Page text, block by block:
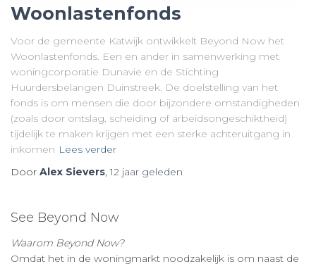
Woonlastenfonds
Voor de gemeente Katwijk ontwikkelt Beyond Now het
Woonlastenfonds. Een en ander in samenwerking met
woningcorporatie Dunavie en de Stichting
Huurdersbelangen Duinstreek. De doelstelling van het
fonds is om mensen die door bijzondere omstandigheden
(zoals door ontslag, scheiding of arbeidsongeschiktheid)
tijdelijk te maken krijgen met een sterke achteruitgang in
inkomen Lees verder
Door Alex Sievers,12 jaar geleden
See Beyond Now
Waarom Beyond Now?
Omdat het in de woningmarkt noodzakelijk is om naast de